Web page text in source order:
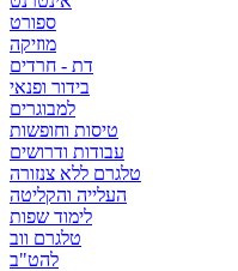
ספורט
מוזיקה
דת - חרדים
בידור ופנאי
למבוגרים
טיסות וחופשות
עבודות ודרושים
טלגרם ללא צנזורה
העלייה והקליטה
לימוד שפות
טלגרם ווב
להט"ב